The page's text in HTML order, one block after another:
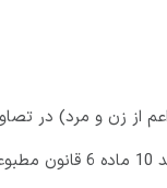
اعم از زن و مرد)